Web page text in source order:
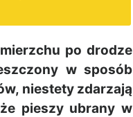
po drodze
w sposób
niestety zdarzają
pieszy ubrany w